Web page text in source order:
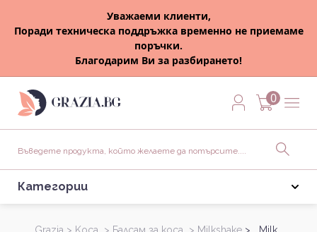
Уважаеми клиенти,
Поради техническа поддръжка временно не приемаме
поръчки.
Благодарим Ви за разбирането!
0
Категории